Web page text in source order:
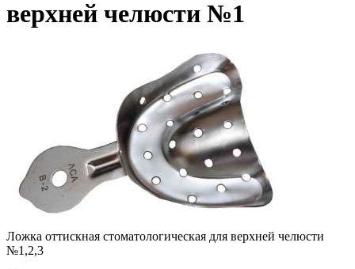
верхней челюсти №1
Ложка оттискная стоматологическая для верхней челюсти
№1,2,3